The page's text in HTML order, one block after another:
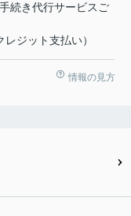
続き代行サービスご
ジット支払い）
情報の見方